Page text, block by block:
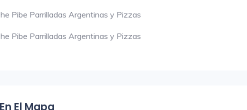
Pibe Parrilladas Argentinas y Pizzas
Pibe Parrilladas Argentinas y Pizzas
El Mapa